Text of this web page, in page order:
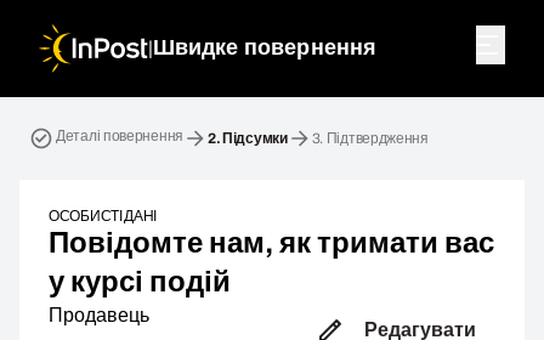
| Швидке повернення
Деталі повернення 2. Підсумки 3. Підтвердження
ОСОБИСТІ ДАНІ
Повідомте нам, як тримати вас
у курсі подій
Продавець
Редагувати